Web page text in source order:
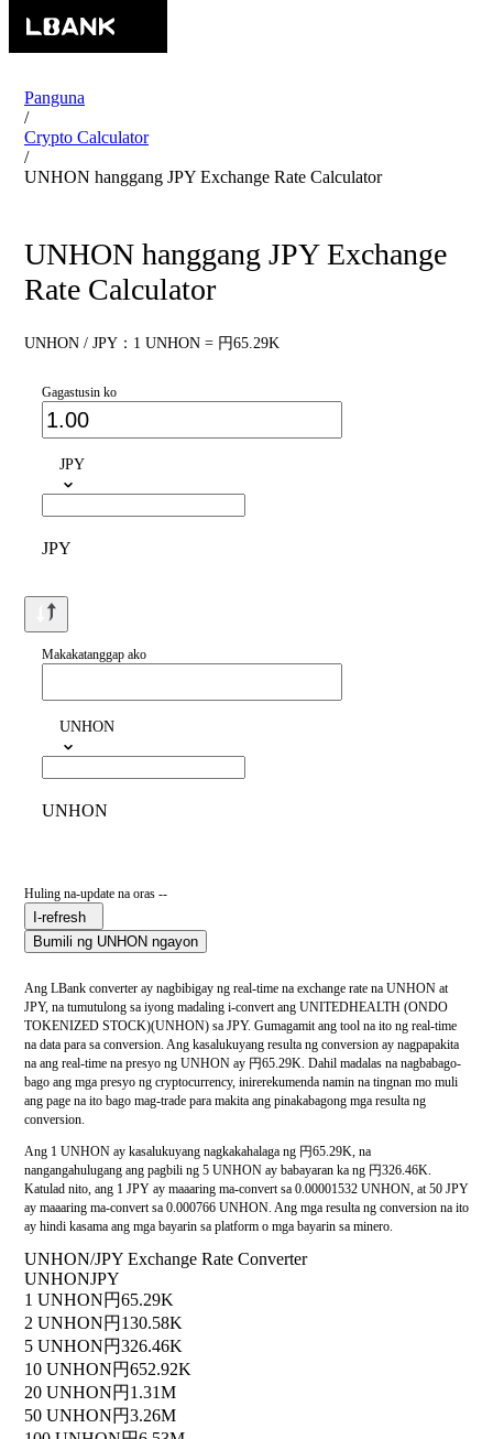
Panguna
/
Crypto Calculator
/
UNHON hanggang JPY Exchange Rate Calculator
UNHON hanggang JPY Exchange
Rate Calculator
UNHON / JPY：1 UNHON = 円65.29K
Gagastusin ko
JPY
JPY
Makakatanggap ako
UNHON
UNHON
Huling na-update na oras --
I-refresh
Bumili ng UNHON ngayon
Ang LBank converter ay nagbibigay ng real-time na exchange rate na UNHON at
JPY, na tumutulong sa iyong madaling i-convert ang UNITEDHEALTH (ONDO
TOKENIZED STOCK)(UNHON) sa JPY. Gumagamit ang tool na ito ng real-time
na data para sa conversion. Ang kasalukuyang resulta ng conversion ay nagpapakita
na ang real-time na presyo ng UNHON ay 円65.29K. Dahil madalas na nagbabago-
bago ang mga presyo ng cryptocurrency, inirerekumenda namin na tingnan mo muli
ang page na ito bago mag-trade para makita ang pinakabagong mga resulta ng
conversion.
Ang 1 UNHON ay kasalukuyang nagkakahalaga ng 円65.29K, na
nangangahulugang ang pagbili ng 5 UNHON ay babayaran ka ng 円326.46K.
Katulad nito, ang 1 JPY ay maaaring ma-convert sa 0.00001532 UNHON, at 50 JPY
ay maaaring ma-convert sa 0.000766 UNHON. Ang mga resulta ng conversion na ito
ay hindi kasama ang mga bayarin sa platform o mga bayarin sa minero.
UNHON/JPY Exchange Rate Converter
UNHONJPY
1 UNHON円65.29K
2 UNHON円130.58K
5 UNHON円326.46K
10 UNHON円652.92K
20 UNHON円1.31M
50 UNHON円3.26M